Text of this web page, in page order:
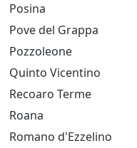
Posina
Pove del Grappa
Pozzoleone
Quinto Vicentino
Recoaro Terme
Roana
Romano d'Ezzelino